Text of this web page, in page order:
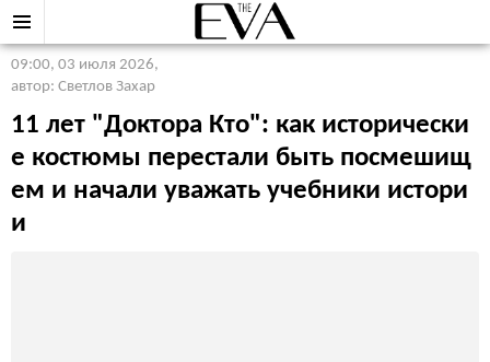
09:00, 03 июля 2026,
автор: Светлов Захар
11 лет "Доктора Кто": как исторически
е костюмы перестали быть посмешищ
ем и начали уважать учебники истори
и